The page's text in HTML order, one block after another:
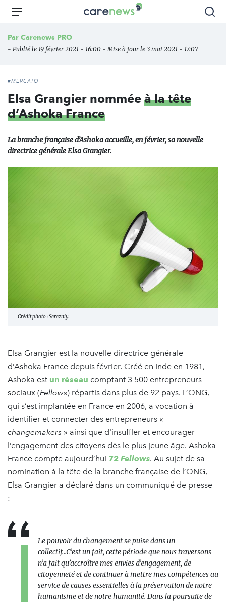
Aller
principal
Carenews,
des
Menu
Par Carenews PRO
- Publié le 19 février 2021 - 16:00 - Mise à jour le 3 mai 2021 - 17:07
#MERCATO
Elsa Grangier nommée à la tête
d’Ashoka France
La branche française d’Ashoka accueille, en février, sa nouvelle
directrice générale Elsa Grangier.
Crédit photo : Serezniy.
Elsa Grangier est la nouvelle directrice générale
d’Ashoka France depuis février. Créé en Inde en 1981,
Ashoka est un réseau comptant 3 500 entrepreneurs
sociaux (Fellows) répartis dans plus de 92 pays. L’ONG,
qui s’est implantée en France en 2006, a vocation à
identifier et connecter des entrepreneurs «
changemakers » ainsi que d'insuffler et encourager
l’engagement des citoyens dès le plus jeune âge. Ashoka
France compte aujourd’hui 72 Fellows. Au sujet de sa
nomination à la tête de la branche française de l’ONG,
Elsa Grangier a déclaré dans un communiqué de presse
:
Le pouvoir du changement se puise dans un
collectif...C’est un fait, cette période que nous traversons
n’a fait qu’accroître mes envies d’engagement, de
citoyenneté et de continuer à mettre mes compétences au
service de causes essentielles à la préservation de notre
humanisme et de notre humanité. Dans la poursuite de